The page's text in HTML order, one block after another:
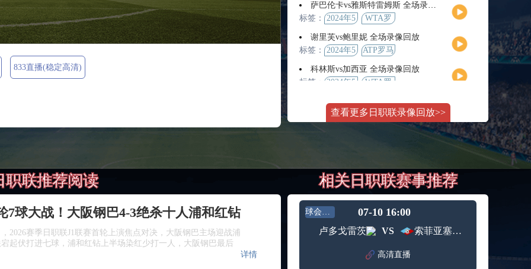
833直播(稳定高清)
败者组
萨巴伦卡vs雅斯特雷姆斯 全场录像回放
标签：
2024年5
WTA罗
赛女单
第3轮
谢里芙vs鲍里妮 全场录像回放
标签：
2024年5
ATP罗马
女单第2
轮
科林斯vs加西亚 全场录像回放
标签：
2024年5
WTA罗
赛女单
第3轮
斯维托丽娜vs萨巴伦卡 全场录像回放
2024年5
月14日
WTA罗
马公开
纳波利塔诺vs贾里 全场录像回放
男单第3
轮
标签： 2024年5
月11日
WTA1000
罗马大
师赛第3
轮
WTT沙特大满贯女单半决赛 陈梦vs早田希娜 全场录像回放
标签：
2024年5
月11日
WTT沙
贯女单
蒙泰罗vs凯茨曼诺维奇 全场录像回放
大师赛
纳尔迪vs鲁内 全场录像回放
查看更多日职联录像回放>>
职联推荐阅读
7球大战！大阪钢巴4‑3绝杀十人浦和红钻
2026赛季日职联J1联赛首轮上演焦点对决，大阪钢巴主场迎战浦
起伏打进七球，浦和红钻上半场染红少打一人，大阪钢巴最后
详情
相关日职联赛事推荐
球会友谊 07-10 16:00
卢多戈雷茨 VS 索菲亚塞普泰姆夫里
高清直播